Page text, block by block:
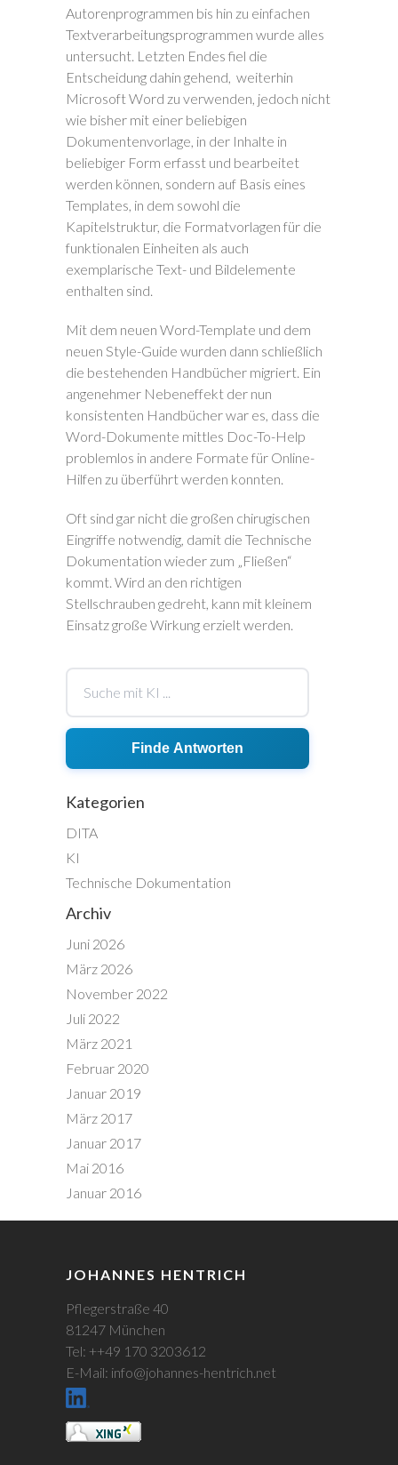
Autorenprogrammen bis hin zu einfachen
Textverarbeitungsprogrammen wurde alles
untersucht. Letzten Endes fiel die
Entscheidung dahin gehend, weiterhin
Microsoft Word zu verwenden, jedoch nicht
wie bisher mit einer beliebigen
Dokumentenvorlage, in der Inhalte in
beliebiger Form erfasst und bearbeitet
werden können, sondern auf Basis eines
Templates, in dem sowohl die
Kapitelstruktur, die Formatvorlagen für die
funktionalen Einheiten als auch
exemplarische Text- und Bildelemente
enthalten sind.
Mit dem neuen Word-Template und dem
neuen Style-Guide wurden dann schließlich
die bestehenden Handbücher migriert. Ein
angenehmer Nebeneffekt der nun
konsistenten Handbücher war es, dass die
Word-Dokumente mittles Doc-To-Help
problemlos in andere Formate für Online-
Hilfen zu überführt werden konnten.
Oft sind gar nicht die großen chirugischen
Eingriffe notwendig, damit die Technische
Dokumentation wieder zum „Fließen“
kommt. Wird an den richtigen
Stellschrauben gedreht, kann mit kleinem
Einsatz große Wirkung erzielt werden.
Finde Antworten
Kategorien
DITA
KI
Technische Dokumentation
Archiv
Juni 2026
März 2026
November 2022
Juli 2022
März 2021
Februar 2020
Januar 2019
März 2017
Januar 2017
Mai 2016
Januar 2016
JOHANNES HENTRICH
Pflegerstraße 40
81247 München
Tel: ++49 170 3203612
E-Mail: info@johannes-hentrich.net